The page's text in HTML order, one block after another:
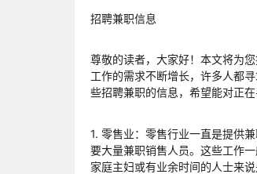
招聘兼职信息
尊敬的读者，大家好！本文将为
工作的需求不断增长，许多人都
些招聘兼职的信息，希望能对正
1. 零售业：零售行业一直是提供
要大量兼职销售人员。这些工作
家庭主妇或有业余时间的人士来说